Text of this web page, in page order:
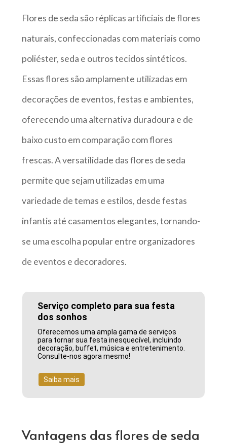
Flores de seda são réplicas artificiais de flores
naturais, confeccionadas com materiais como
poliéster, seda e outros tecidos sintéticos.
Essas flores são amplamente utilizadas em
decorações de eventos, festas e ambientes,
oferecendo uma alternativa duradoura e de
baixo custo em comparação com flores
frescas. A versatilidade das flores de seda
permite que sejam utilizadas em uma
variedade de temas e estilos, desde festas
infantis até casamentos elegantes, tornando-
se uma escolha popular entre organizadores
de eventos e decoradores.
Serviço completo para sua festa
dos sonhos
Oferecemos uma ampla gama de serviços
para tornar sua festa inesquecível, incluindo
decoração, buffet, música e entretenimento.
Consulte-nos agora mesmo!
Saiba mais
Vantagens das flores de seda